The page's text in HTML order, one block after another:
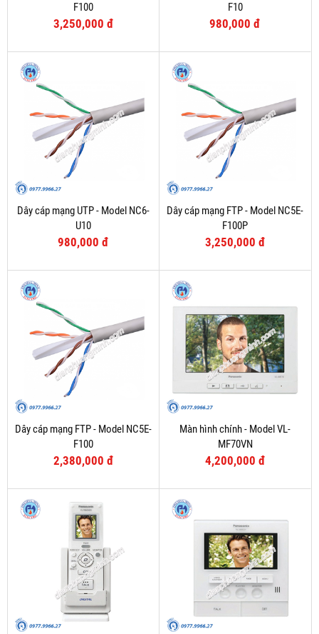
F100
3,250,000 đ
F10
980,000 đ
Dây cáp mạng UTP - Model NC6-
U10
980,000 đ
Dây cáp mạng FTP - Model NC5E-
F100P
3,250,000 đ
Dây cáp mạng FTP - Model NC5E-
F100
2,380,000 đ
Màn hình chính - Model VL-
MF70VN
4,200,000 đ